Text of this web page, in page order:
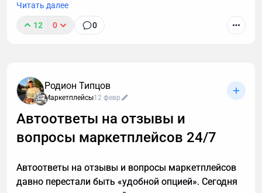
интересны кредиты, консультации и прочие услуги.
Если вы тревожитесь упустить действительно
важный разговор, например, ждете курьера, то я
расскажу, почему стоит делегировать телефонные
звонки мне.
Читать далее
12 0 0
Родион Типцов
Маркетплейсы12 февр
Автоответы на отзывы и
вопросы маркетплейсов 24/7
Автоответы на отзывы и вопросы маркетплейсов
давно перестали быть «удобной опцией». Сегодня